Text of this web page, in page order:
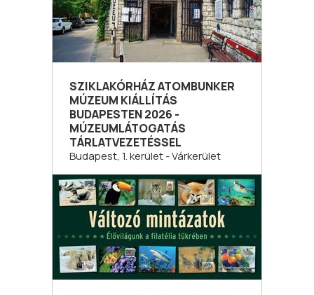
SZIKLAKÓRHÁZ ATOMBUNKER
MÚZEUM KIÁLLÍTÁS
BUDAPESTEN 2026 -
MÚZEUMLÁTOGATÁS
TÁRLATVEZETÉSSEL
Budapest, 1. kerület - Várkerület